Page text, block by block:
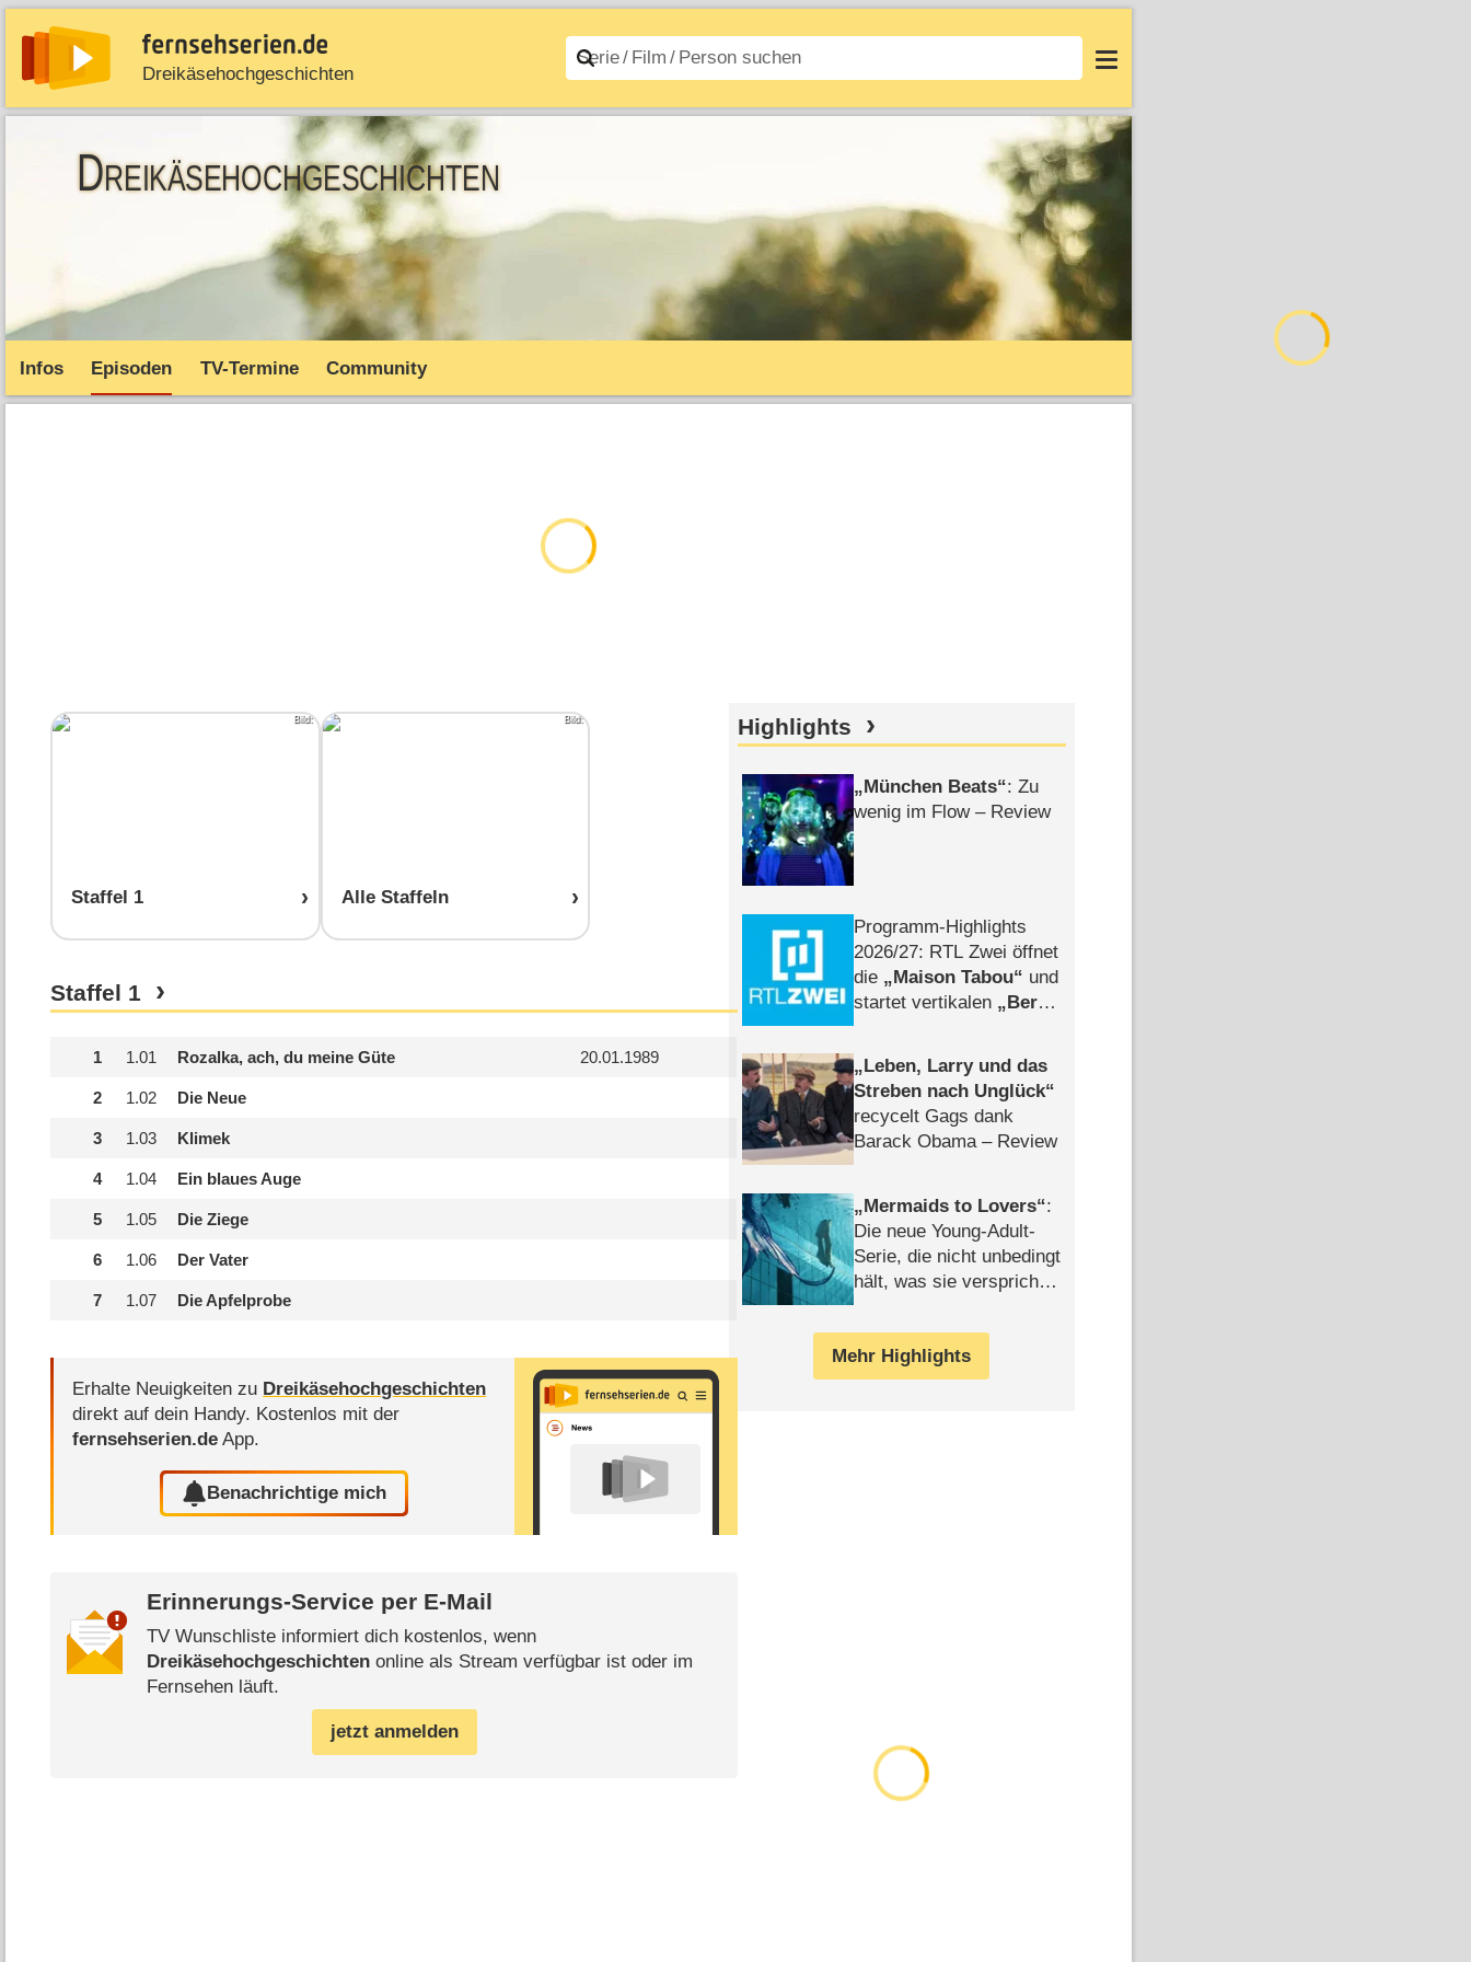
Dreikäsehochgeschichten
News Entdecken Streaming TV-Starts Filme A–Z Login
Dreikäsehochgeschichten
Infos Episoden TV-Termine Community
Bild:
Staffel 1
Bild:
Alle Staffeln
Staffel 1
1 1.01 Rozalka, ach, du meine Güte 20.01.1989
2 1.02 Die Neue
3 1.03 Klimek
4 1.04 Ein blaues Auge
5 1.05 Die Ziege
6 1.06 Der Vater
7 1.07 Die Apfelprobe
Erhalte Neuigkeiten zu Dreikäsehochgeschichten
direkt auf dein Handy. Kostenlos mit der
fernsehserien.de App.
Benachrichtige mich
Erinnerungs-Service per E-Mail
TV Wunschliste informiert dich kostenlos, wenn
Dreikäsehochgeschichtenonline als Stream verfügbar ist oder im
Fernsehen läuft.
jetzt anmelden
Highlights
München Beats : Zu
wenig im Flow – Review
Programm-Highlights
2026/​27: RTL Zwei öffnet
die
Maison Tabou
und
startet vertikalen
Berlin
Leben, Larry und das
Streben nach Unglück
recycelt Gags dank
Barack Obama – Review
Mermaids to Lovers :
Die neue Young-Adult-
Serie, die nicht unbedingt
hält, was sie verspricht –
Mehr Highlights